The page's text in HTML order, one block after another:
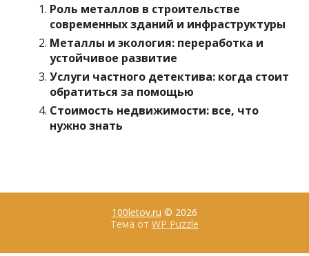
Роль металлов в строительстве
современных зданий и инфраструктуры
Металлы и экология: переработка и
устойчивое развитие
Услуги частного детектива: когда стоит
обратиться за помощью
Стоимость недвижимости: все, что
нужно знать
100letov.ru © 2026
Тема от WP Puzzle